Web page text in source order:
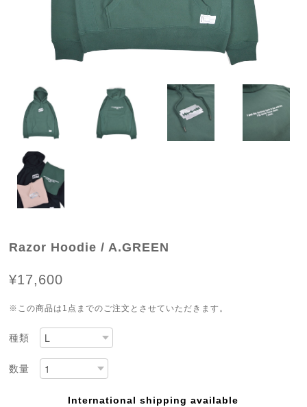
Razor Hoodie / A.GREEN
¥17,600
※この商品は1点までのご注文とさせていただきます。
種類
数量
International shipping available